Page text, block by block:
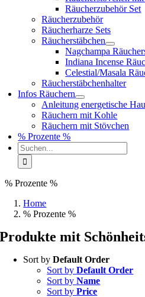
Räucherzubehör Set
Räucherzubehör
Räucherharze Sets
Räucherstäbchen
Nagchampa
Indiana Incense
Celestial/Masala
Räucherstäbchenhalter
Infos Räuchern
Anleitung energetische
Räuchern mit Kohle
Räuchern mit Stövchen
% Prozente %
Suche
nach:
% Prozente %
Home
% Prozente %
Produkte mit
Sort byDefault Order
Sort byDefault Order
Sort byName
Sort byPrice